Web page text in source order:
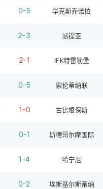
0-5 华克斯乔诺拉
2-3 派提亚
2-1 IFK特雷勒堡
0-5 索伦蒂纳联
1-0 古比根保斯
0-1 斯德哥尔摩国际
1-4 哈宁厄
0-2 埃斯基尔斯蒂纳